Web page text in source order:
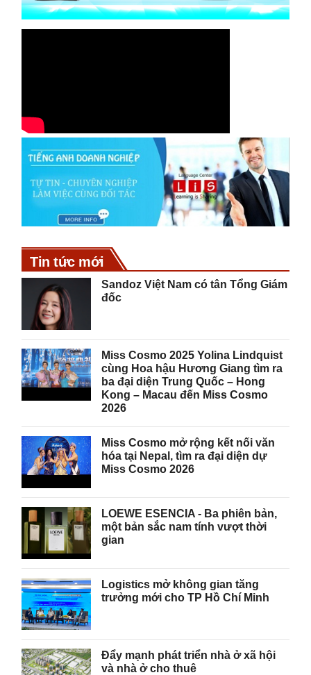
Tin tức mới
Sandoz Việt Nam có tân Tổng Giám
đốc
Miss Cosmo 2025 Yolina Lindquist
cùng Hoa hậu Hương Giang tìm ra
ba đại diện Trung Quốc – Hong
Kong – Macau đến Miss Cosmo
2026
Miss Cosmo mở rộng kết nối văn
hóa tại Nepal, tìm ra đại diện dự
Miss Cosmo 2026
LOEWE ESENCIA - Ba phiên bản,
một bản sắc nam tính vượt thời
gian
Logistics mở không gian tăng
trưởng mới cho TP Hồ Chí Minh
Đẩy mạnh phát triển nhà ở xã hội
và nhà ở cho thuê